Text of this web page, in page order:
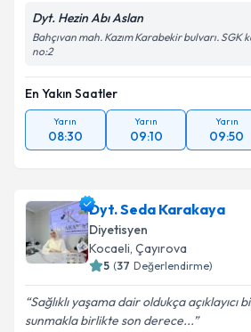
Dyt. Hezin Abı Aslan
Bahçıvan mah. Kazım Karabekir bulvarı. SGK
En Yakın Saatler
Yarın
08:30
Yarın
09:10
Yarın
09:50
Dyt. Seda Karakaya
Diyetisyen
Kocaeli,Çayırova
( Değerlendirme)
Sağlıklı yaşama dair oldukça açıklayıcı